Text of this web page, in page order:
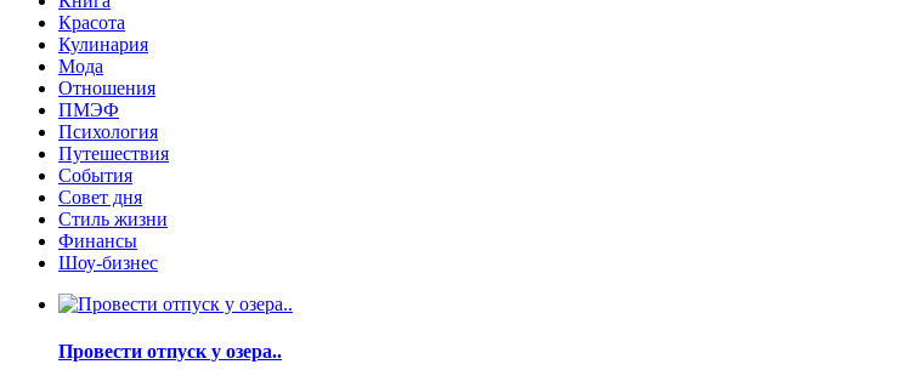
Красота
Кулинария
Мода
Отношения
ПМЭФ
Психология
Путешествия
События
Совет дня
Стиль жизни
Финансы
Шоу-бизнес
Провести отпуск у озера..